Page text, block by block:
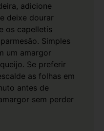
adicione
deixe dourar
os capelletis
Simples
um amargor
Se preferir
as folhas em
antes de
sem perder